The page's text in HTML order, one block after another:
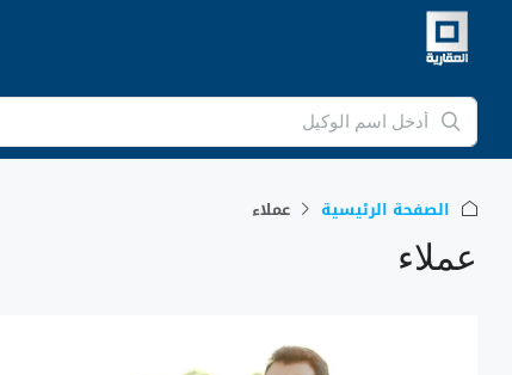
الصفحة الرئيسية عملاء
عملاء